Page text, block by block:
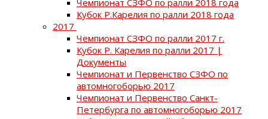
Кубок Р.Карелия по ралли 2018 года
2017
Чемпионат СЗФО по ралли 2017 г.
Кубок Р. Карелия по ралли 2017 |
Документы
Чемпионат и Первенство СЗФО по
автомногоборью 2017
Чемпионат и Первенство Санкт-
Петербурга по автомногоборью 2017